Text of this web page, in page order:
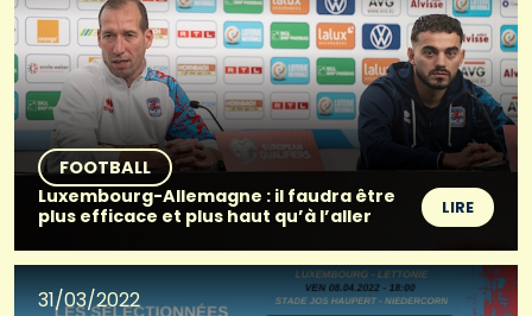
FOOTBALL
Luxembourg-Allemagne : il faudra être
plus efficace et plus haut qu’à l’aller
LIRE
31/03/2022